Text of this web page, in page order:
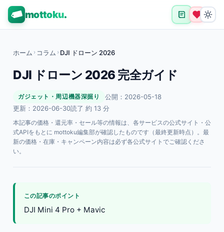
mottoku.
ホーム › コラム › DJI ドローン 2026
DJI ドローン 2026 完全ガイド
ガジェット・周辺機器深掘り
公開：2026-05-18
更新：2026-06-30読了 約 13 分
本記事の価格・還元率・セール等の情報は、各サービスの公式サイト・公
式APIをもとに mottoku編集部が確認したものです（最終更新時点）。最
新の価格・在庫・キャンペーン内容は必ず各公式サイトでご確認くださ
い。
この記事のポイント
DJI Mini 4 Pro + Mavic